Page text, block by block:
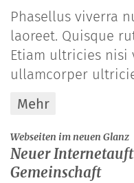
Phasellus viverra
laoreet. Quisque
Etiam ultricies nisi
ullamcorper
Mehr
Webseiten im neuen Glanz:
Neuer
Gemeinschaft